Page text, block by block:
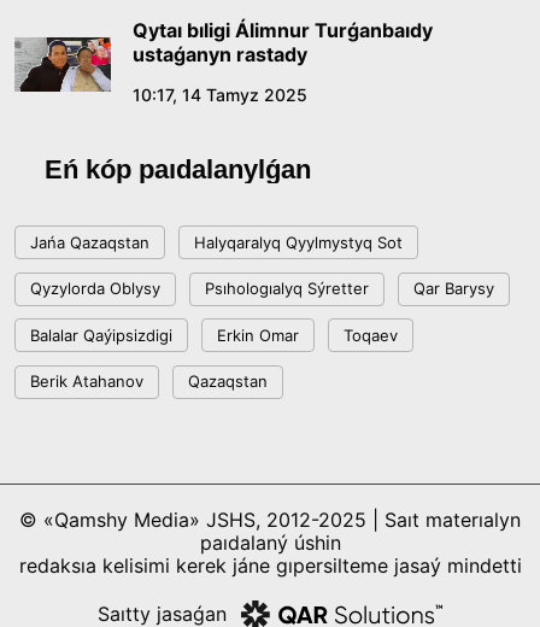
Qytaı bıligi Álimnur Turǵanbaıdy
ustaǵanyn rastady
10:17, 14 Tamyz 2025
Eń kóp paıdalanylǵan
Jańa Qazaqstan Halyqaralyq Qyylmystyq Sot
Qyzylorda Oblysy Psıhologıalyq Sýretter Qar Barysy
Balalar Qaýipsizdigi Erkin Omar Toqaev
Berik Atahanov Qazaqstan
© «Qamshy Media» JSHS, 2012-2025 | Saıt materıalyn
paıdalaný úshin
redaksıa kelisimi kerek jáne gıpersilteme jasaý mindetti
Saıtty jasaǵan